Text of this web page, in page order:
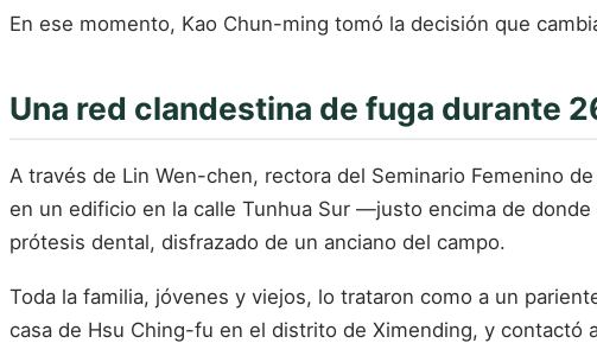
En ese momento, Kao Chun-ming tomó la decisión que
Una red clandestina de fuga durante
A través de Lin Wen-chen, rectora del Seminario Femenino
en un edificio en la calle Tunhua Sur —justo encima de
prótesis dental, disfrazado de un anciano del campo.
Toda la familia, jóvenes y viejos, lo trataron como a un
casa de Hsu Ching-fu en el distrito de Ximending, y contactó